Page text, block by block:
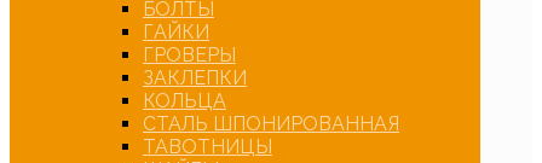
БОЛТЫ
ГАЙКИ
ГРОВЕРЫ
ЗАКЛЕПКИ
КОЛЬЦА
СТАЛЬ ШПОНИРОВАННАЯ
ТАВОТНИЦЫ